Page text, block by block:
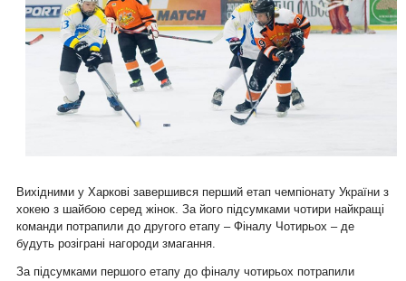
Вихідними у Харкові завершився перший етап чемпіонату України з
хокею з шайбою серед жінок. За його підсумками чотири найкращі
команди потрапили до другого етапу – Фіналу Чотирьох – де
будуть розіграні нагороди змагання.
За підсумками першого етапу до фіналу чотирьох потрапили